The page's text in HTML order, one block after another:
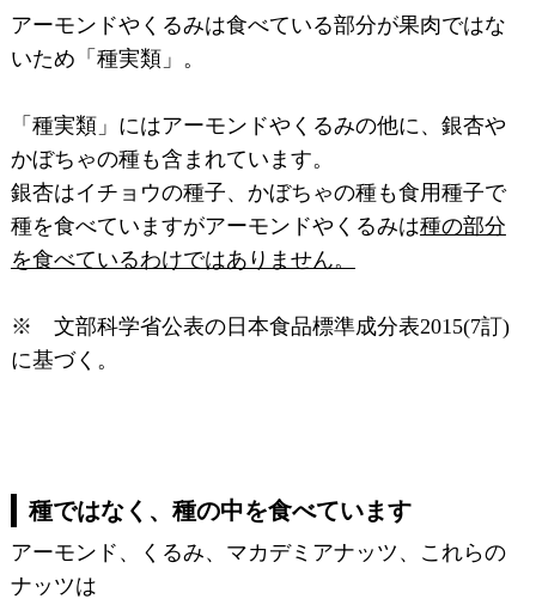
アーモンドやくるみは食べている部分が果肉ではな
いため「種実類」。
「種実類」にはアーモンドやくるみの他に、銀杏や
かぼちゃの種も含まれています。
銀杏はイチョウの種子、かぼちゃの種も食用種子で
種を食べていますがアーモンドやくるみは種の部分
を食べているわけではありません。
※ 文部科学省公表の日本食品標準成分表2015(7訂)
に基づく。
種ではなく、種の中を食べています
アーモンド、くるみ、マカデミアナッツ、これらの
ナッツは